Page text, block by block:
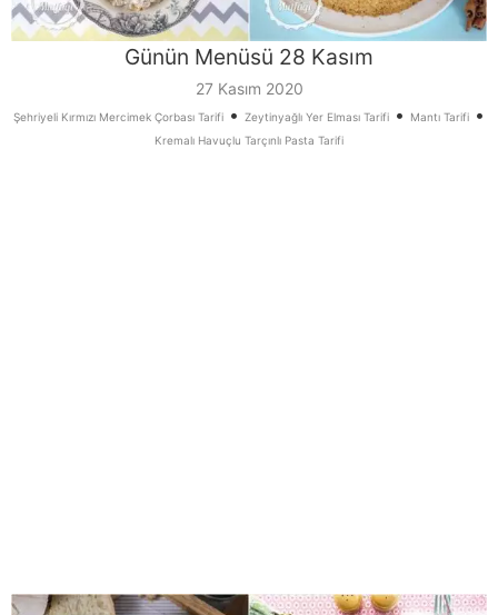
Günün Menüsü 28 Kasım
27 Kasım 2020
Şehriyeli Kırmızı Mercimek Çorbası Tarifi • Zeytinyağlı Yer Elması Tarifi • Mantı Tarifi •
Kremalı Havuçlu Tarçınlı Pasta Tarifi